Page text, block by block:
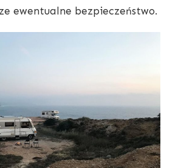
ewentualne bezpieczeństwo.